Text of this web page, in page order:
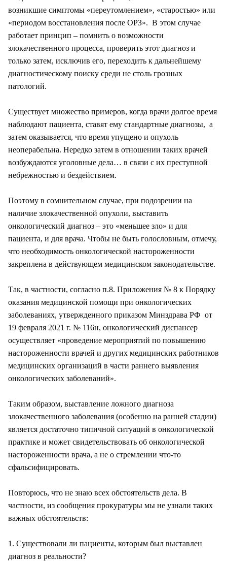
возникшие симптомы «переутомлением», «старостью» или
«периодом восстановления после ОРЗ». В этом случае
работает принцип – помнить о возможности
злокачественного процесса, проверить этот диагноз и
только затем, исключив его, переходить к дальнейшему
диагностическому поиску среди не столь грозных
патологий.
Существует множество примеров, когда врачи долгое время
наблюдают пациента, ставят ему стандартные диагнозы, а
затем оказывается, что время упущено и опухоль
неоперабельна. Нередко затем в отношении таких врачей
возбуждаются уголовные дела… в связи с их преступной
небрежностью и бездействием.
Поэтому в сомнительном случае, при подозрении на
наличие злокачественной опухоли, выставить
онкологический диагноз – это «меньшее зло» и для
пациента, и для врача. Чтобы не быть голословным, отмечу,
что необходимость онкологической настороженности
закреплена в действующем медицинском законодательстве.
Так, в частности, согласно п.8. Приложения № 8 к Порядку
оказания медицинской помощи при онкологических
заболеваниях, утвержденного приказом Минздрава РФ от
19 февраля 2021 г. № 116н, онкологический диспансер
осуществляет «проведение мероприятий по повышению
настороженности врачей и других медицинских работников
медицинских организаций в части раннего выявления
онкологических заболеваний».
Таким образом, выставление ложного диагноза
злокачественного заболевания (особенно на ранней стадии)
является достаточно типичной ситуаций в онкологической
практике и может свидетельствовать об онкологической
настороженности врача, а не о стремлении что-то
сфальсифицировать.
Повторюсь, что не знаю всех обстоятельств дела. В
частности, из сообщения прокуратуры мы не узнали таких
важных обстоятельств:
1. Существовали ли пациенты, которым был выставлен
диагноз в реальности?